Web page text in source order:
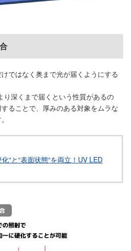
ではなく奥まで光が届くようにする
り深くまで届くという性質があるの
ることで、厚みのある対象をムラな
“と“表面状態“を両立！UV LED